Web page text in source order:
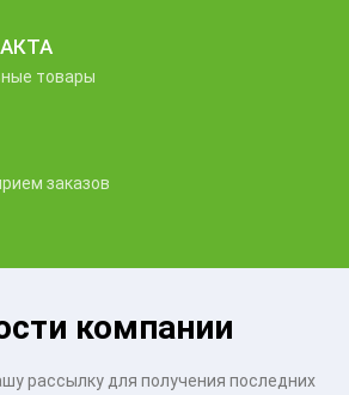
товары
заказов
компании
рассылку для получения последних